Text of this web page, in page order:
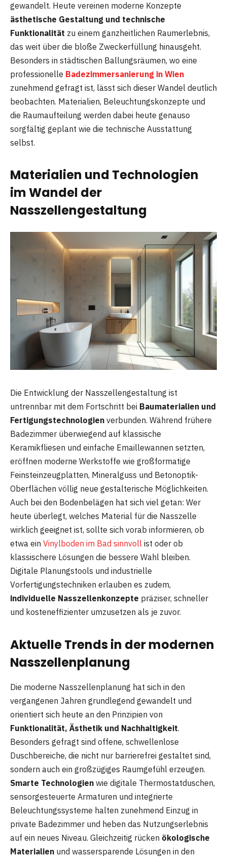
gewandelt. Heute vereinen moderne Konzepte
ästhetische Gestaltung und technische
Funktionalität zu einem ganzheitlichen Raumerlebnis,
das weit über die bloße Zweckerfüllung hinausgeht.
Besonders in städtischen Ballungsräumen, wo eine
professionelle Badezimmersanierung in Wien
zunehmend gefragt ist, lässt sich dieser Wandel deutlich
beobachten. Materialien, Beleuchtungskonzepte und
die Raumaufteilung werden dabei heute genauso
sorgfältig geplant wie die technische Ausstattung
selbst.
Materialien und Technologien
im Wandel der
Nasszellengestaltung
Die Entwicklung der Nasszellengestaltung ist
untrennbar mit dem Fortschritt bei Baumaterialien und
Fertigungstechnologien verbunden. Während frühere
Badezimmer überwiegend auf klassische
Keramikfliesen und einfache Emaillewannen setzten,
eröffnen moderne Werkstoffe wie großformatige
Feinsteinzeugplatten, Mineralguss und Betonoptik-
Oberflächen völlig neue gestalterische Möglichkeiten.
Auch bei den Bodenbelägen hat sich viel getan: Wer
heute überlegt, welches Material für die Nasszelle
wirklich geeignet ist, sollte sich vorab informieren, ob
etwa ein Vinylboden im Bad sinnvoll ist oder ob
klassischere Lösungen die bessere Wahl bleiben.
Digitale Planungstools und industrielle
Vorfertigungstechniken erlauben es zudem,
individuelle Nasszellenkonzepte präziser, schneller
und kosteneffizienter umzusetzen als je zuvor.
Aktuelle Trends in der modernen
Nasszellenplanung
Die moderne Nasszellenplanung hat sich in den
vergangenen Jahren grundlegend gewandelt und
orientiert sich heute an den Prinzipien von
Funktionalität, Ästhetik und Nachhaltigkeit.
Besonders gefragt sind offene, schwellenlose
Duschbereiche, die nicht nur barrierefrei gestaltet sind,
sondern auch ein großzügiges Raumgefühl erzeugen.
Smarte Technologien wie digitale Thermostatduschen,
sensorgesteuerte Armaturen und integrierte
Beleuchtungssysteme halten zunehmend Einzug in
private Badezimmer und heben das Nutzungserlebnis
auf ein neues Niveau. Gleichzeitig rücken ökologische
Materialien und wassersparende Lösungen in den